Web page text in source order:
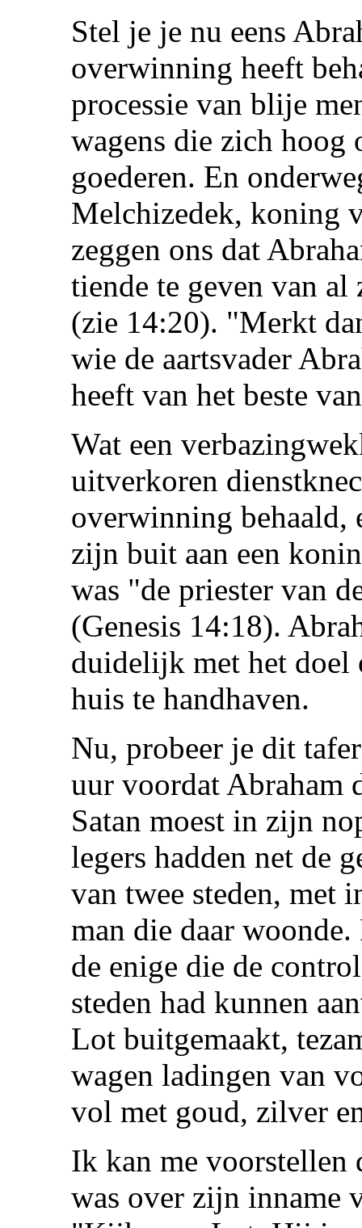
Stel je je nu eens
overwinning heeft
processie van blije
wagens die zich hoog
goederen. En
Melchizedek, koning
zeggen ons dat
tiende te geven van
(zie 14:20). "Merkt
wie de aartsvader
heeft van het beste
Wat een
uitverkoren
overwinning behaald,
zijn buit aan een
was "de priester van
(Genesis 14:18).
duidelijk met het doel
huis te handhaven.
Nu, probeer je dit
uur voordat Abraham
Satan moest in zijn
legers hadden net de
van twee steden, met
man die daar
de enige die de
steden had kunnen
Lot buitgemaakt,
wagen ladingen van
vol met goud, zilver
Ik kan me voorstellen
was over zijn inname